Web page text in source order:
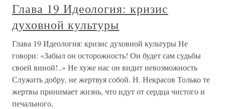
Глава 19 Идеология: кризис
духовной культуры
Глава 19 Идеология: кризис духовной культуры Не
говори: «Забыл он осторожность! Он будет сам судьбы
своей виной!..» Не хуже нас он видит невозможность
Служить добру, не жертвуя собой. Н. Некрасов Только те
жертвы принимает жизнь, что идут от сердца чистого и
печального,